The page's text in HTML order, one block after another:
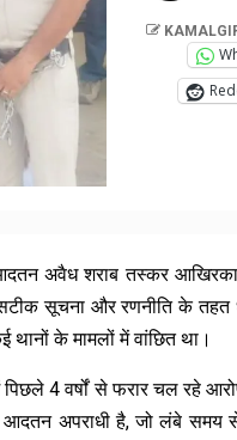
अवैध शराब तस्कर
सूचना और रणनीति के तहत
थानों के मामलों में वांछित था।
4 वर्षों से फरार चल रहे
आदतन अपराधी है, जो लंबे समय